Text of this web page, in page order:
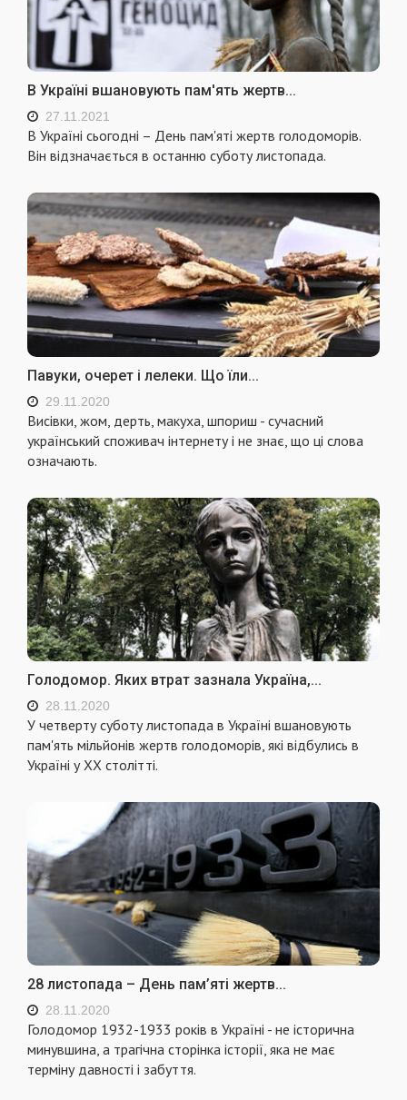
В Україні вшановують пам'ять жертв...
27.11.2021
В Україні сьогодні – День пам'яті жертв голодоморів.
Він відзначається в останню суботу листопада.
Павуки, очерет і лелеки. Що їли...
29.11.2020
Висівки, жом, дерть, макуха, шпориш - сучасний
український споживач інтернету і не знає, що ці слова
означають.
Голодомор. Яких втрат зазнала Україна,...
28.11.2020
У четверту суботу листопада в Україні вшановують
пам'ять мільйонів жертв голодоморів, які відбулись в
Україні у XX столітті.
28 листопада – День пам’яті жертв...
28.11.2020
Голодомор 1932-1933 років в Україні - не історична
минувшина, а трагічна сторінка історії, яка не має
терміну давності і забуття.